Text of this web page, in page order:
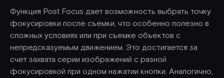
Функция Post Focus дает возможность выбрать точку
фокусировки после съемки, что особенно полезно в
сложных условиях или при съемке объектов с
непредсказуемым движением. Это достигается за
счет захвата серии изображений с разной
фокусировкой при одном нажатии кнопки. Аналогично,